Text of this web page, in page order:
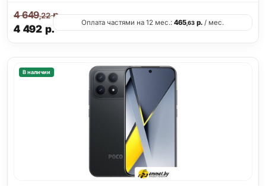
4 492 р.
4 649,22р.
Оплата частями на 12 мес.: 465,63 р. / мес.
В наличии